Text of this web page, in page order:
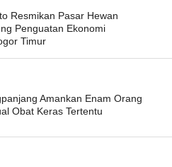
Resmikan Pasar Hewan
Penguatan Ekonomi
Timur
Amankan Enam Orang
Obat Keras Tertentu